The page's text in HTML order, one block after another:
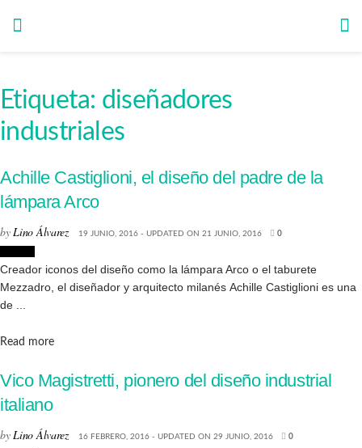
Etiqueta: diseñadores
industriales
Achille Castiglioni, el diseño del padre de la
lámpara Arco
byLino Álvarez 19 JUNIO, 2016 - UPDATED ON 21 JUNIO, 2016 0
Creador iconos del diseño como la lámpara Arco o el taburete
Mezzadro, el diseñador y arquitecto milanés Achille Castiglioni es una
de ...
Read moreDetails
Vico Magistretti, pionero del diseño industrial
italiano
byLino Álvarez 16 FEBRERO, 2016 - UPDATED ON 29 JUNIO, 2016 0